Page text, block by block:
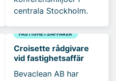
centrala Stockholm.
FASTIGHETSAFFÄRER
Croisette rådgivare
vid fastighetsaffär
Bevaclean AB har